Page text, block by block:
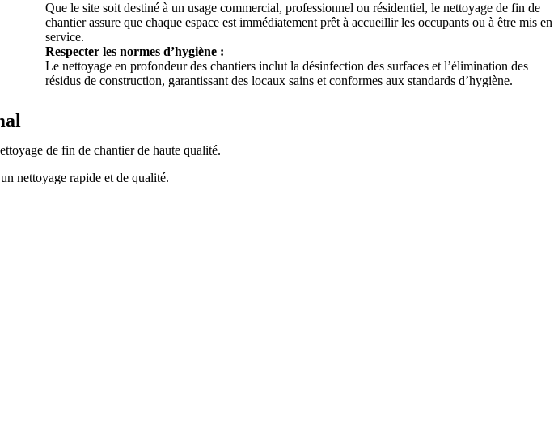
Que le site soit destiné à un usage commercial, professionnel ou résidentiel, le nettoyage de fin de
chantier assure que chaque espace est immédiatement prêt à accueillir les occupants ou à être mis en
service.
Respecter les normes d’hygiène :
Le nettoyage en profondeur des chantiers inclut la désinfection des surfaces et l’élimination des
résidus de construction, garantissant des locaux sains et conformes aux standards d’hygiène.
de fin de chantier de haute qualité.
nettoyage rapide et de qualité.